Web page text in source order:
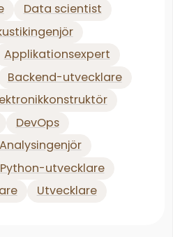
Data scientist
Applikationsexpert
Backend-utvecklare
DevOps
Analysingenjör
Python-utvecklare
Utvecklare